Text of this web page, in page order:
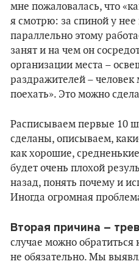
мне пожаловалась, что
я смотрю: за спиной у нее
параллельно этому
занят и на чем он
организации места –
раздражителей – человек
поехать». Это можно
Расписываем первые 10
сделаны, описываем,
как хорошие,
будет очень плохой
назад, понять почему и
Иногда огромная
Вторая причина –
случае можно обратиться
не обязательно. Мы